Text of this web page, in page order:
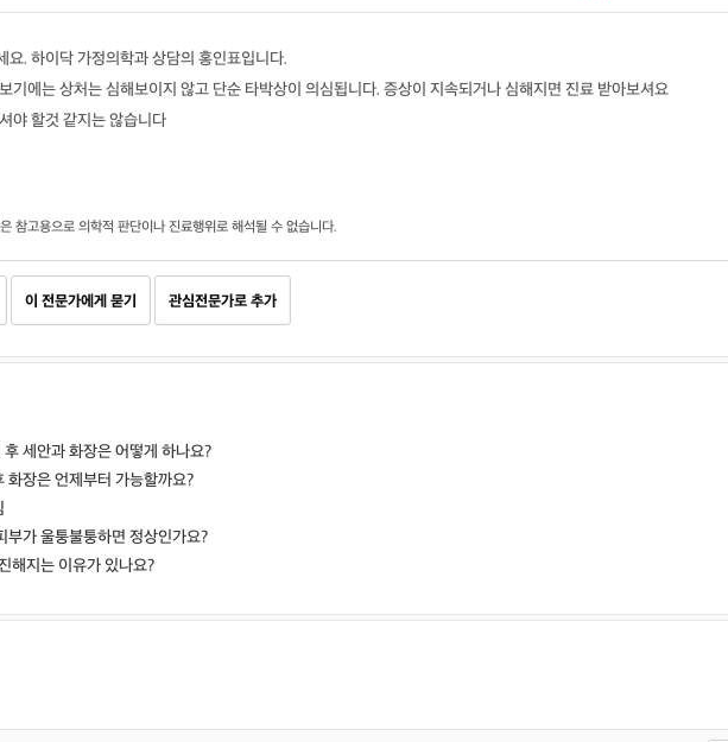
요. 하이닥 가정의학과 상담의 홍인표입니다.
기에는 상처는 심해보이지 않고 단순 타박상이 의심됩니다. 증상이 지속되거나 심해지면 진료 받아보셔요
야 할것 같지는 않습니다
참고용으로 의학적 판단이나 진료행위로 해석될 수 없습니다.
이 전문가에게 묻기 관심전문가로 추가
세안과 화장은 어떻게 하나요?
화장은 언제부터 가능할까요?
부가 울퉁불퉁하면 정상인가요?
해지는 이유가 있나요?